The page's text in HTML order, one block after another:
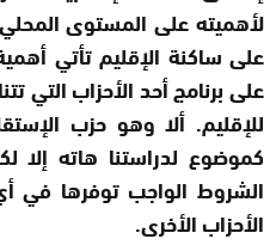
لأهميته على المستوى
على ساكنة الإقليم تأتي
على برنامج أحد الأحزاب التي
للإقليم. ألا وهو حزب
كموضوع لدراستنا هاته إلا
الشروط الواجب توفرها في
الأحزاب الأخرى.